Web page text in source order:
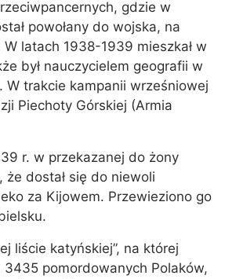
gdzie w
powołany do wojska, na
latach 1938-1939 mieszkał w
był nauczycielem geografii w
W trakcie kampanii wrześniowej
Piechoty Górskiej (Armia
r. w przekazanej do żony
że dostał się do niewoli
za Kijowem. Przewieziono go
liście katyńskiej”, na której
pomordowanych Polaków,